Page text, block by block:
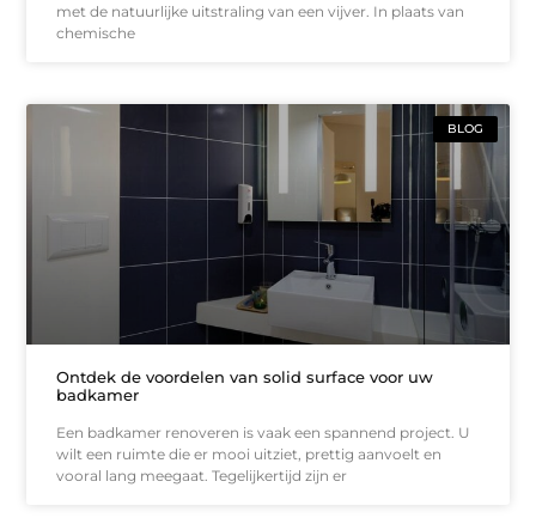
met de natuurlijke uitstraling van een vijver. In plaats van
chemische
BLOG
Ontdek de voordelen van solid surface voor uw
badkamer
Een badkamer renoveren is vaak een spannend project. U
wilt een ruimte die er mooi uitziet, prettig aanvoelt en
vooral lang meegaat. Tegelijkertijd zijn er